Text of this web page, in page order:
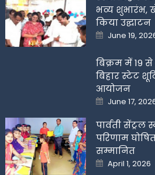
भव्य शुभारंभ,
किया उद्घाटन
Posted
on
June 19,
बिक्रम में 19
बिहार स्टेट
आयोजन
Posted
on
June 17,
पार्वती सेंट्रल
परिणाम
सम्मानित
Posted
on
April 1, 2026